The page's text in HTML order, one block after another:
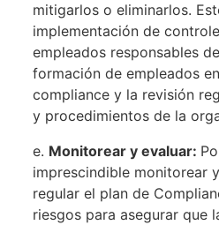
mitigarlos o eliminarlos.
implementación de
empleados responsables
formación de empleados
compliance y la revisión
y procedimientos de la
e. Monitorear y evaluar:
imprescindible monitorear
regular el plan de
riesgos para asegurar que